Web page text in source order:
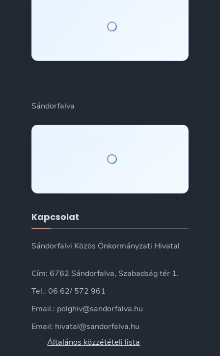
Sándorfalva
Kapcsolat
Sándorfalvi Közös Önkormányzati Hivatal
Cím: 6762 Sándorfalva, Szabadság tér 1.
Tel.: 06 62/ 572 961
Email.: polghiv@sandorfalva.hu
Email: hivatal@sandorfalva.hu
Általános közzétételi lista